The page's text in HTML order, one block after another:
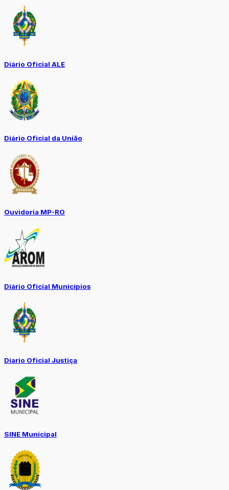
Diário Oficial ALE
Diário Oficial da União
Ouvidoria MP-RO
Diário Oficial Municípios
Diario Oficial Justiça
SINE Municipal